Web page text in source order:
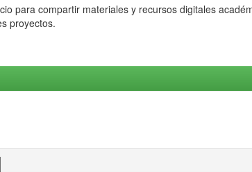
para compartir materiales y recursos digitales
proyectos.